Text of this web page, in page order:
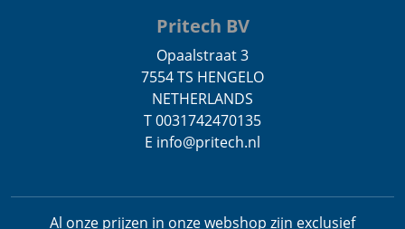
Pritech BV
Opaalstraat 3
7554 TS HENGELO
NETHERLANDS
T 0031742470135
E info@pritech.nl
Al onze prijzen in onze webshop zijn exclusief